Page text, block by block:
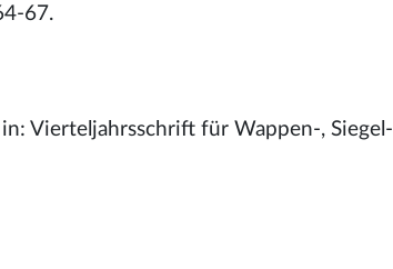
67.
Vierteljahrsschrift für Wappen-, Siegel-